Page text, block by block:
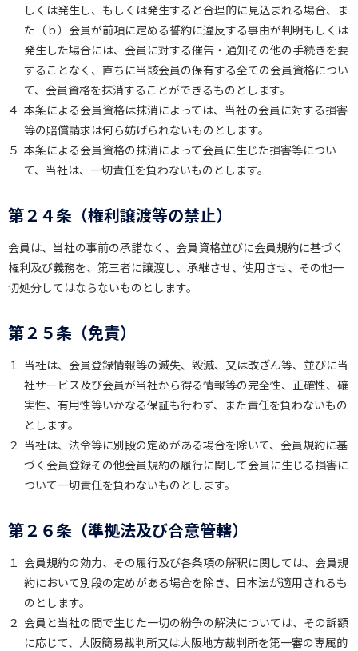
しくは発生し、もしくは発生すると合理的に見込まれる場合、ま
た（ｂ）会員が前項に定める誓約に違反する事由が判明もしくは
発生した場合には、会員に対する催告・通知その他の手続きを要
することなく、直ちに当該会員の保有する全ての会員資格につい
て、会員資格を抹消することができるものとします。
４ 本条による会員資格は抹消によっては、当社の会員に対する損害
等の賠償請求は何ら妨げられないものとします。
５ 本条による会員資格の抹消によって会員に生じた損害等につい
て、当社は、一切責任を負わないものとします。
第２４条（権利譲渡等の禁止）
会員は、当社の事前の承諾なく、会員資格並びに会員規約に基づく
権利及び義務を、第三者に譲渡し、承継させ、使用させ、その他一
切処分してはならないものとします。
第２５条（免責）
１ 当社は、会員登録情報等の滅失、毀滅、又は改ざん等、並びに当
社サービス及び会員が当社から得る情報等の完全性、正確性、確
実性、有用性等いかなる保証も行わず、また責任を負わないもの
とします。
２ 当社は、法令等に別段の定めがある場合を除いて、会員規約に基
づく会員登録その他会員規約の履行に関して会員に生じる損害に
ついて一切責任を負わないものとします。
第２６条（準拠法及び合意管轄）
１ 会員規約の効力、その履行及び各条項の解釈に関しては、会員規
約において別段の定めがある場合を除き、日本法が適用されるも
のとします。
２ 会員と当社の間で生じた一切の紛争の解決については、その訴額
に応じて、大阪簡易裁判所又は大阪地方裁判所を第一審の専属的